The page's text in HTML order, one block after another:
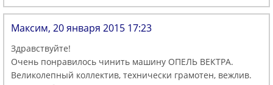
Максим, 20 января 2015 17:23
Здравствуйте!
Очень понравилось чинить машину ОПЕЛЬ ВЕКТРА.
Великолепный коллектив, технически грамотен, вежлив.